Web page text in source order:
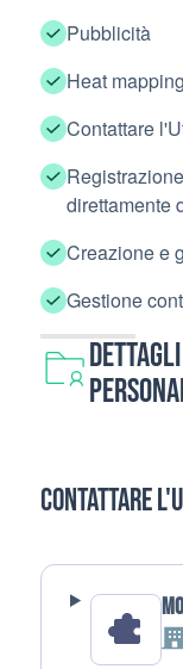
Pubblicità
Heat
Contattare
direttamente
Creazione e
Gestione
Contattare